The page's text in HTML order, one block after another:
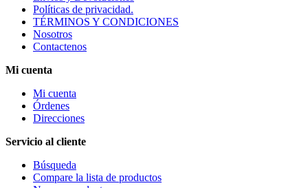
Políticas de privacidad.
TÉRMINOS Y CONDICIONES
Nosotros
Contactenos
Mi cuenta
Mi cuenta
Órdenes
Direcciones
Servicio al cliente
Búsqueda
Compare la lista de productos